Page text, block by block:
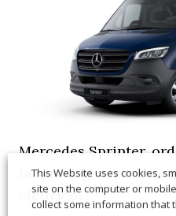
Mercedes Sprinter,
la nuova generazione
elettrico)
This Website uses cookies,
site on the computer or
collect some information that